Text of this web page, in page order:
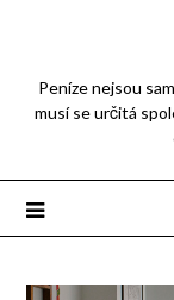
Peníze nejsou
musí se určitá